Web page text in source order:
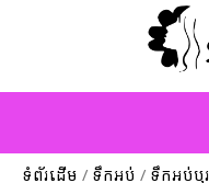
ទំព័រដើម / ទឹកអប់ / ទឹកអប់បុ